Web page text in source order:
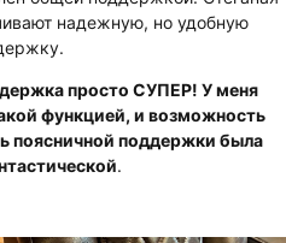
надежную, но удобную
просто СУПЕР! У меня
функцией, и возможность
поясничной поддержки была
.